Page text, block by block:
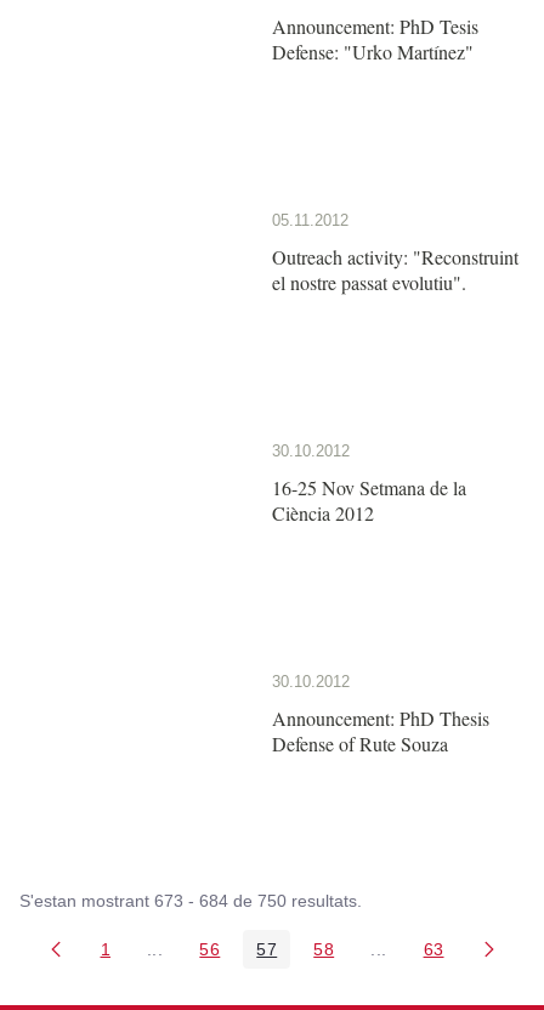
Announcement: PhD Tesis
Defense: "Urko Martínez"
05.11.2012
Outreach activity: "Reconstruint
el nostre passat evolutiu".
30.10.2012
16-25 Nov Setmana de la
Ciència 2012
30.10.2012
Announcement: PhD Thesis
Defense of Rute Souza
S'estan mostrant 673 - 684 de 750 resultats.
Pàgina
1 Pàgines intermèdies Utilitzeu TAB per navegar.
Pàgina
56 Pàgina
57 Pàgina
58 PàginesPàgina
63